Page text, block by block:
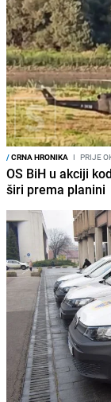
/CRNA HRONIKA I PRIJE
OS BiH u akciji
širi prema planini